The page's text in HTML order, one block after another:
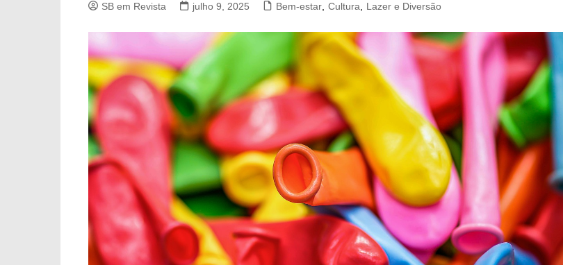
SB em Revista julho 9, 2025 Bem-estar Cultura Lazer e Diversão